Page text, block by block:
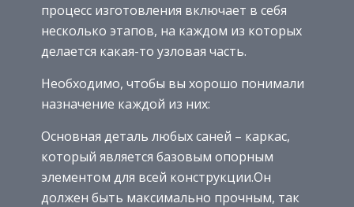
процесс изготовления включает в себя
несколько этапов, на каждом из которых
делается какая-то узловая часть.
Необходимо, чтобы вы хорошо понимали
назначение каждой из них:
Основная деталь любых саней – каркас,
который является базовым опорным
элементом для всей конструкции.Он
должен быть максимально прочным, так